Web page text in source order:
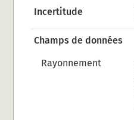
Incertitude
Champs de données
Rayonnement